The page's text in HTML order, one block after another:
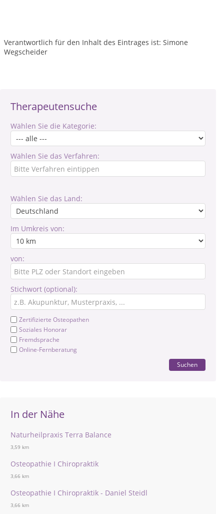
Therapeutensuche
Wählen Sie die Kategorie:
Wählen Sie das Verfahren:
Wählen Sie das Land:
Im Umkreis von:
von:
Stichwort (optional):
Zertifizierte Osteopathen
Soziales Honorar
Fremdsprache
Online-Fernberatung
Suchen
In der Nähe
Naturheilpraxis Terra Balance
3,59 km
Osteopathie I Chiropraktik
3,66 km
Osteopathie I Chiropraktik - Daniel Steidl
3,66 km
Verantwortlich für den Inhalt des Eintrages ist: Simone
Wegscheider